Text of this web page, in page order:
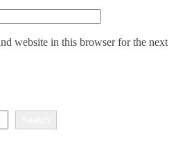
website in this browser for the next